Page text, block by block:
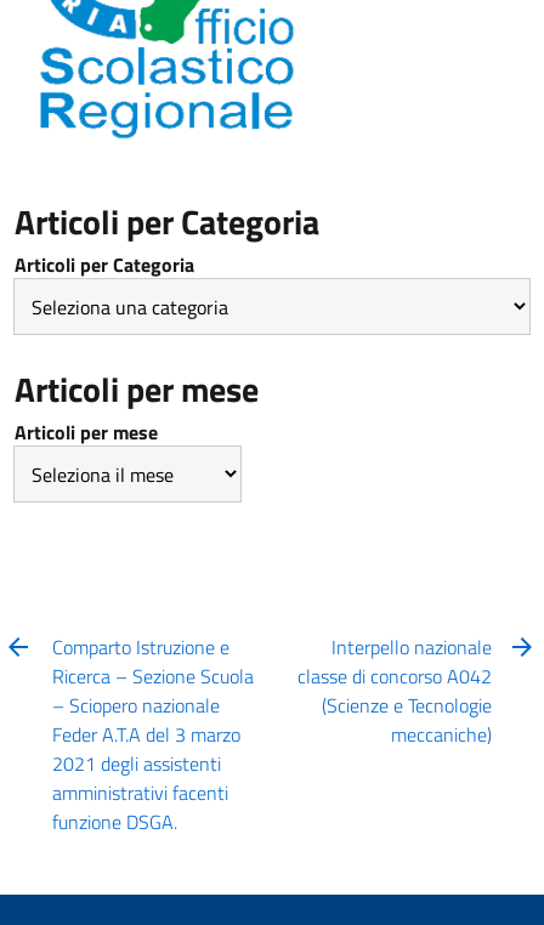
Articoli per Categoria
Articoli per Categoria
Articoli per mese
Articoli per mese
Comparto Istruzione e
Ricerca – Sezione Scuola
– Sciopero nazionale
Feder A.T.A del 3 marzo
2021 degli assistenti
amministrativi facenti
funzione DSGA.
Interpello nazionale
classe di concorso A042
(Scienze e Tecnologie
meccaniche)